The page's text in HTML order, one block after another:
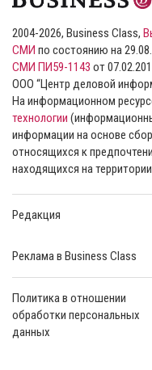
2004-2026, Business Class,
СМИ по состоянию на
СМИ ПИ59-1143 от
ООО “Центр деловой
На информационном
технологии
информации на основе
относящихся к
находящихся на
Редакция
Реклама в Business Class
Политика в отношении
обработки персональных
данных